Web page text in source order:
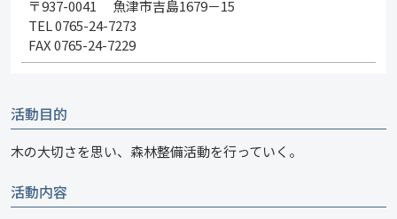
〒937-0041 魚津市吉島1679－15
TEL 0765-24-7273
FAX 0765-24-7229
活動目的
木の大切さを思い、森林整備活動を行っていく。
活動内容